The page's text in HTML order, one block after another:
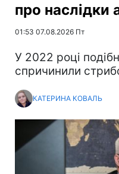
про наслідки
01:53 07.08.2026 Пт
У 2022 році
спричинили
КАТЕРИНА КОВАЛЬ